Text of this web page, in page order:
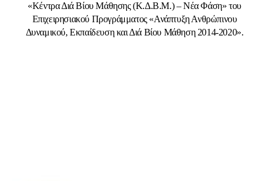
«Κέντρα Διά Βίου Μάθησης (Κ.Δ.Β.Μ.) – Νέα Φάση» του
Επιχειρησιακού Προγράμματος «Ανάπτυξη Ανθρώπινου
Δυναμικού, Εκπαίδευση και Διά Βίου Μάθηση 2014-2020».